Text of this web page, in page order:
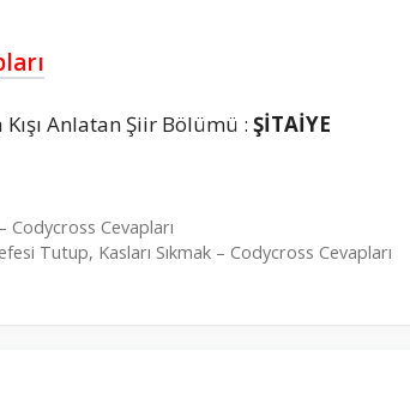
Anlatan Şiir Bölümü : ŞİTAİYE
Codycross Cevapları
Tutup, Kasları Sıkmak – Codycross Cevapları